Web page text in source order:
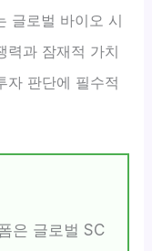
글로벌 바이오 시
력과 잠재적 가치
자 판단에 필수적
은 글로벌 SC